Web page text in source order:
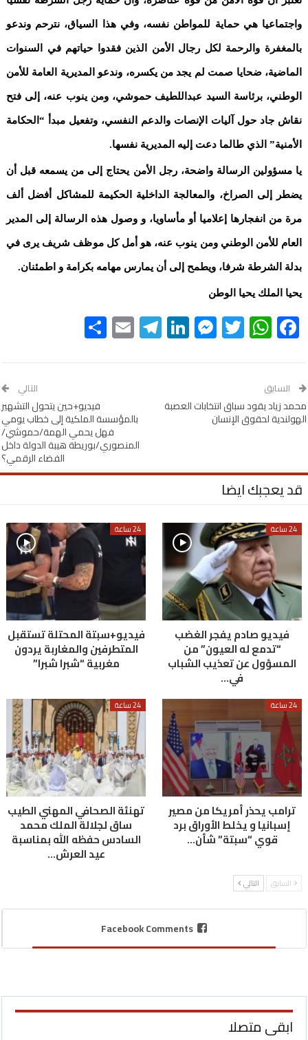
واجتماعيا هي حماية للمواطن نفسه، وفي هذا السياق، نترحم وندعو
بالمغفرة والرحمة لكل رجال الأمن الذين فقدوا حياتهم في السنوات
الماضية، ضحايا صمت لم يجد من يكسره، وندعو المديرية العامة للأمن
الوطني، برئاسة السيد عبداللطيف حموشي، ومن ينوب عنه، إلى فتح
نقاش جاد حول آليات الإنصات والدعم النفسي، وتفعيل مبدأ “الحكامة
الأمنية” الذي طالما دعت إليه المديرية نفسها.
يا مسؤولين الرسالة واضحة، رجل الأمن يحتاج إلى من يسمعه قبل أن
يضطر إلى الصراخ، والمعالجة الداخلية الحكيمة للمشاكل أفضل ألف
مرة من انفجارها إعلاميا أو مأساويا، و وصول هذه الرسالة إلى المدير
العام للأمن الوطني ومن ينوب عنه، هو أمل كل موظف شريف يرى في
بدلة الشرطة شرفا، ويطمح إلى أن يمارس مهامه بكرامة و اطمئنان.
يحيا الملك يحيا الوطن
Facebook
WhatsApp
Twitter
Messenger
LinkedIn
Telegram
Email
السابق
محمد زياد يقود سباق انتخابات العصبة
الهولندية لحقوق الإنسان
التالي
فيديو+حين يتحول التشهير
بالمؤسسة الملكية إلى خطاب يومي
فهل يحمي الهمة/حموشي/
المنصوري/بوريطة هيبة الدولة داخل
الفضاء الرقمي؟
قد يعجبك ايضا
24 ساعة
فيديو صادم يفجر الغضب
“تدمع له العيون” من
المسؤول عن تعذيب الشباب
في…
24 ساعة
فيديو+سبتة المحتلة تستقبل
المتطرفين والمغاربة يردون
مغربية “شبرا شبرا”
24 ساعة
ترامب يحذر أمريكا من مصير
إسبانيا و يخلط الأوراق برد
قوي “سبتة” شأن…
24 ساعة
تهنئة الصحافي المهني الطيب
ساق لجلالة الملك محمد
السادس حفظه الله بمناسبة
عيد العرش…
السابق التالي
Facebook Comments
ابقى متصلا